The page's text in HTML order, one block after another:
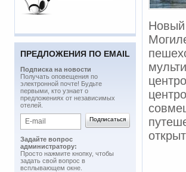
ПРЕДЛОЖЕНИЯ ПО EMAIL
Подписка на новости
​Получать оповещения по
электронной почте! Будьте
первыми, кто узнает о
предложениях от независимых
отелей.
Задайте вопрос
администратору:
Просто нажмите кнопку, чтобы
задать свой вопрос в
всплывающем окне.